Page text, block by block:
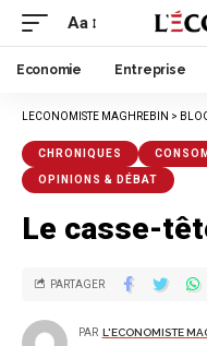
Aa
Economie Entreprise
LECONOMISTE MAGHREBIN >
CHRONIQUES
OPINIONS & DÉBAT
Le casse-
PAR L'ECONOMISTE
PARTAGER